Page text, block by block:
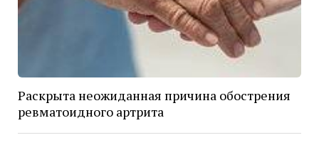
Раскрыта неожиданная причина обострения
ревматоидного артрита